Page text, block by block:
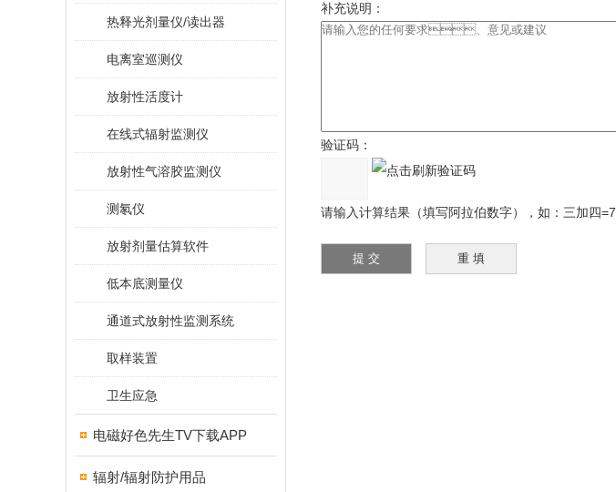
热释光剂量仪/读出器
电离室巡测仪
放射性活度计
在线式辐射监测仪
放射性气溶胶监测仪
测氡仪
放射剂量估算软件
低本底测量仪
通道式放射性监测系统
取样装置
卫生应急
电磁好色先生TV下载APP
辐射/辐射防护用品
补充说明：
验证码：
请输入计算结果（填写阿拉伯数字），如：三加四=7